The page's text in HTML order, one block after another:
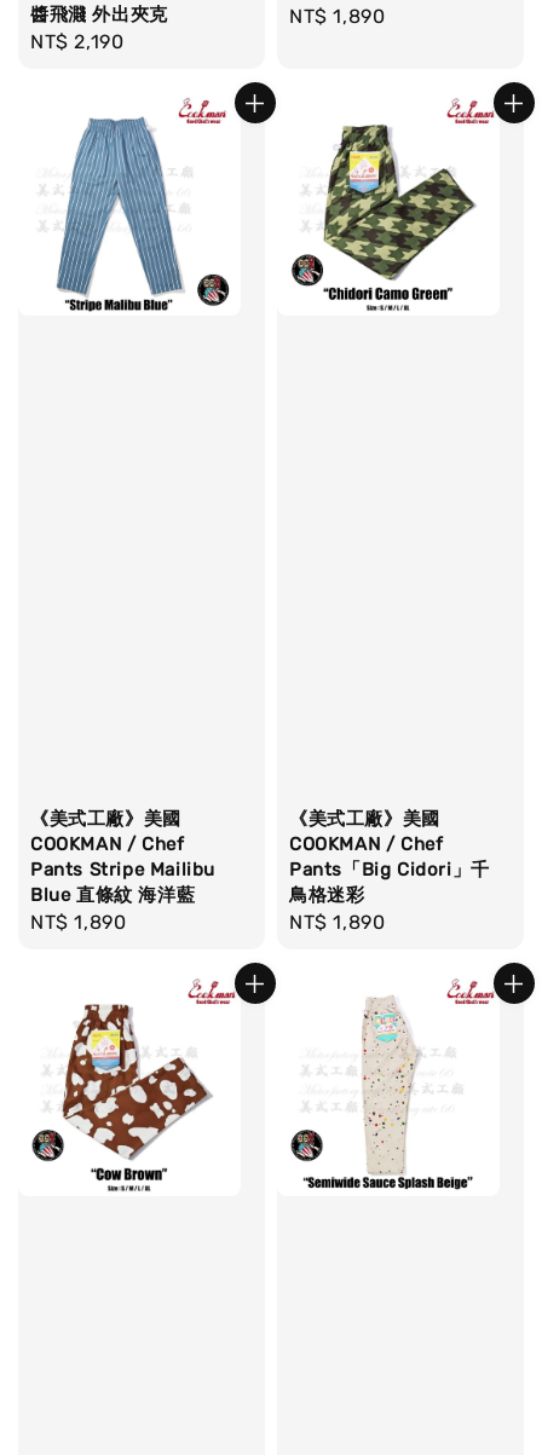
醬飛濺 外出夾克
Regular
NT$ 2,190
Regular
NT$ 1,890
《美式工廠》美國
COOKMAN / Chef
Pants Stripe Mailibu
Blue 直條紋 海洋藍
Regular
NT$ 1,890
《美式工廠》美國
COOKMAN / Chef
Pants「Big Cidori」千
鳥格迷彩
Regular
NT$ 1,890